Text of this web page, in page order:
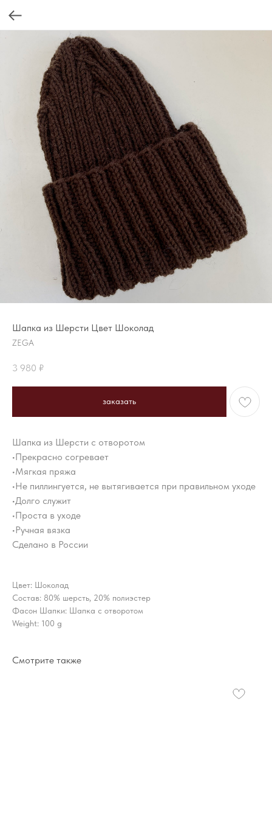
Шапка из Шерсти Цвет Шоколад
ZEGA
3 980 ₽
заказать
Шапка из Шерсти с отворотом
•Прекрасно согревает
•Мягкая пряжа
•Не пиллингуется, не вытягивается при правильном уходе
•Долго служит
•Проста в уходе
•Ручная вязка
Сделано в России
Цвет: Шоколад
Состав: 80% шерсть, 20% полиэстер
Фасон Шапки: Шапка с отворотом
Weight: 100 g
Смотрите также